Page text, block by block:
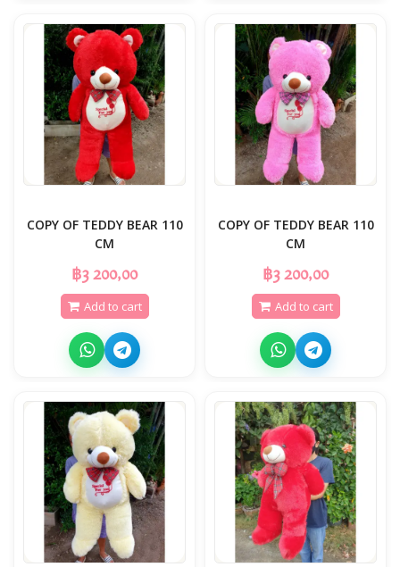
COPY OF TEDDY BEAR 110
CM
฿3 200,00
Add to cart
COPY OF TEDDY BEAR 110
CM
฿3 200,00
Add to cart